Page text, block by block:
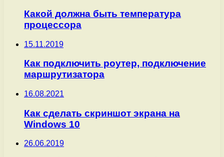
Какой должна быть температура
процессора
15.11.2019
Как подключить роутер, подключение
маршрутизатора
16.08.2021
Как сделать скриншот экрана на
Windows 10
26.06.2019